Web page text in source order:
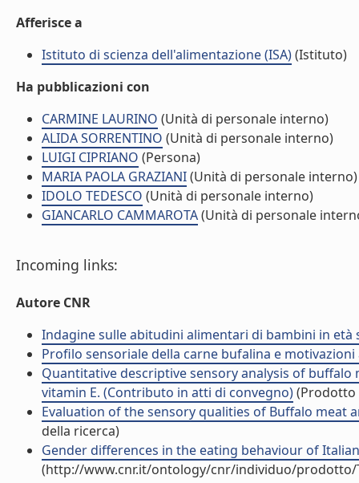
Afferisce a
Istituto di scienza dell'alimentazione (ISA)(Istituto)
Ha pubblicazioni con
CARMINE LAURINO (Unità di personale interno)
ALIDA SORRENTINO (Unità di personale interno)
LUIGI CIPRIANO (Persona)
MARIA PAOLA GRAZIANI(Unità di personale interno)
IDOLO TEDESCO (Unità di personale interno)
GIANCARLO CAMMAROTA(Unità di personale
Incoming links:
Autore CNR
Indagine sulle abitudini alimentari di bambini in età
Profilo sensoriale della carne bufalina e
Quantitative descriptive sensory analysis of
vitamin E. (Contributo in atti di convegno)(Prodotto
Evaluation of the sensory qualities of Buffalo
della ricerca)
Gender differences in the eating behaviour of
(http://www.cnr.it/ontology/cnr/individuo/prodotto/